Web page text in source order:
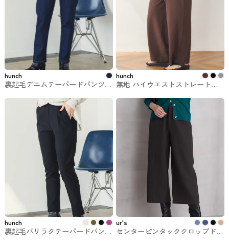
hunch
裏起毛デニムテーパードパンツ
hunch
無地 ハイウエストストレートパ
hunch
裏起毛バリラクテーパードパンツ
ur's
センターピンタッククロップドワ